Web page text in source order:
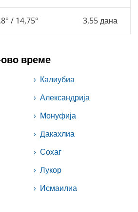
/ 14,75° 3,55 дана
време
Калиубиа
Александрија
Монуфија
Дакахлиа
Сохаг
Лукор
Исмаилиа